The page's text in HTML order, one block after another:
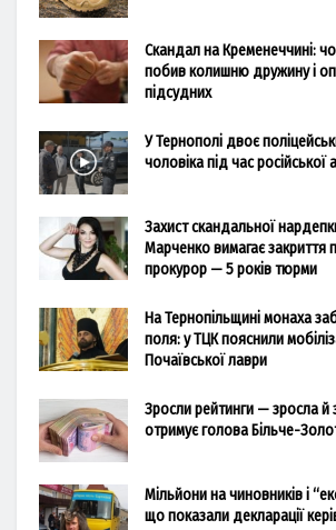
Скандал на Кременеччині:
побив колишню дружину і
підсудних
У Тернополі двоє
чоловіка під час російської
Захист скандальної
Марченко вимагає закриття
прокурор — 5 років тюрми
На Тернопільщині монаха
поля: у ТЦК пояснили
Почаївської лаври
Зросли рейтинги — зросла й
отримує голова Більче-
Мільйони на чиновників і
що показали декларації